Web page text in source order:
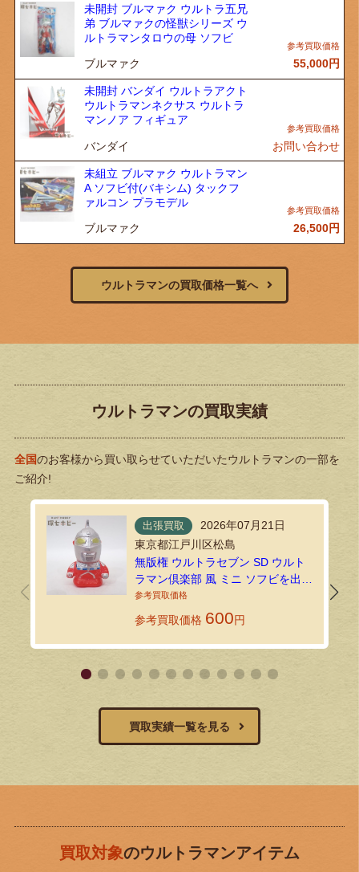
未開封 ブルマァク ウルトラ五兄
弟 ブルマァクの怪獣シリーズ ウ
ルトラマンタロウの母 ソフビ
ブルマァク 55,000円
未開封 バンダイ ウルトラアクト
ウルトラマンネクサス ウルトラ
マンノア フィギュア
バンダイ お問い合わせ
未組立 ブルマァク ウルトラマン
A ソフビ付(バキシム) タックフ
ァルコン プラモデル
ブルマァク 26,500円
ウルトラマンの買取価格一覧へ
ウルトラマンの買取実績
全国のお客様から買い取らせていただいたウルトラマンの一部を
ご紹介!
出張買取
2026年07月21日
東京都江戸川区松島
無版権 ウルトラセブン SD ウルト
ラマン倶楽部 風 ミニ ソフビを出張
買取で拝見しました！
参考買取価格 600円
買取実績一覧を見る
買取対象のウルトラマンアイテム